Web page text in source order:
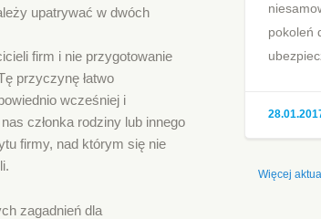
upatrywać w dwóch
firm i nie przygotowanie
przyczynę łatwo
wcześniej i
członka rodziny lub innego
firmy, nad którym się nie
zagadnień dla
pokoleń
Więcej